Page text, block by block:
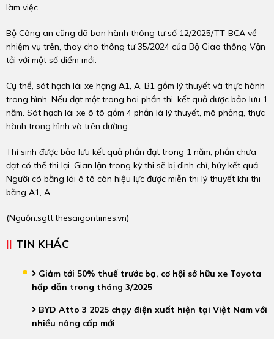
làm việc.
Bộ Công an cũng đã ban hành thông tư số 12/2025/TT-BCA về
nhiệm vụ trên, thay cho thông tư 35/2024 của Bộ Giao thông Vận
tải với một số điểm mới.
Cụ thể, sát hạch lái xe hạng A1, A, B1 gồm lý thuyết và thực hành
trong hình. Nếu đạt một trong hai phần thi, kết quả được bảo lưu 1
năm. Sát hạch lái xe ô tô gồm 4 phần là lý thuyết, mô phỏng, thực
hành trong hình và trên đường.
Thí sinh được bảo lưu kết quả phần đạt trong 1 năm, phần chưa
đạt có thể thi lại. Gian lận trong kỳ thi sẽ bị đình chỉ, hủy kết quả.
Người có bằng lái ô tô còn hiệu lực được miễn thi lý thuyết khi thi
bằng A1, A.
(Nguồn:sgtt.thesaigontimes.vn)
TIN KHÁC
Giảm tới 50% thuế trước bạ, cơ hội sở hữu xe Toyota
hấp dẫn trong tháng 3/2025
BYD Atto 3 2025 chạy điện xuất hiện tại Việt Nam với
nhiều nâng cấp mới